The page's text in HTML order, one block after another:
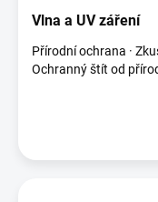
Vlna a UV záření
Přírodní ochrana ·
Ochranný štít od